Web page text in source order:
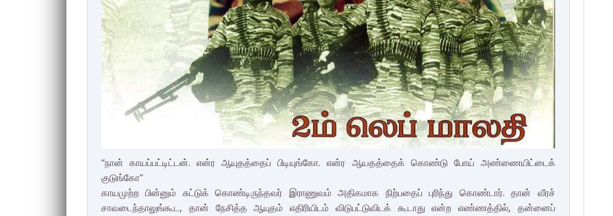
“நான் காயப்பட்டிட்டன். என்ர ஆயுதத்தைப் பிடியுங்கோ. என்ர ஆயதத்தைக் கொண்டு போய் அண்ணையிட்டைக்
குடுங்கோ”
காயமுற்ற பின்னும் சுட்டுக் கொண்டிருந்தவர் இராணுவம் அதிகமாக நிற்பதைப் புரிந்து கொண்டார். தான் வீரச்
சாவடைந்தாலுங்கூட, தான் நேசித்த ஆயுதம் எதிரியிடம் விடுபட்டுவிடக் கூடாது என்ற எண்ணத்தில், தன்னைப்